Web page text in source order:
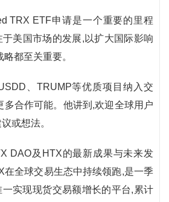
TRX ETF申请是一个重要的里程
美国市场的发展,以扩大国际影响
都至关重要。
、TRUMP等优质项目纳入交
多合作可能。他讲到,欢迎全球用户
或想法。
DAO及HTX的最新成果与未来发
在全球交易生态中持续领跑,是一季
一实现现货交易额增长的平台,累计